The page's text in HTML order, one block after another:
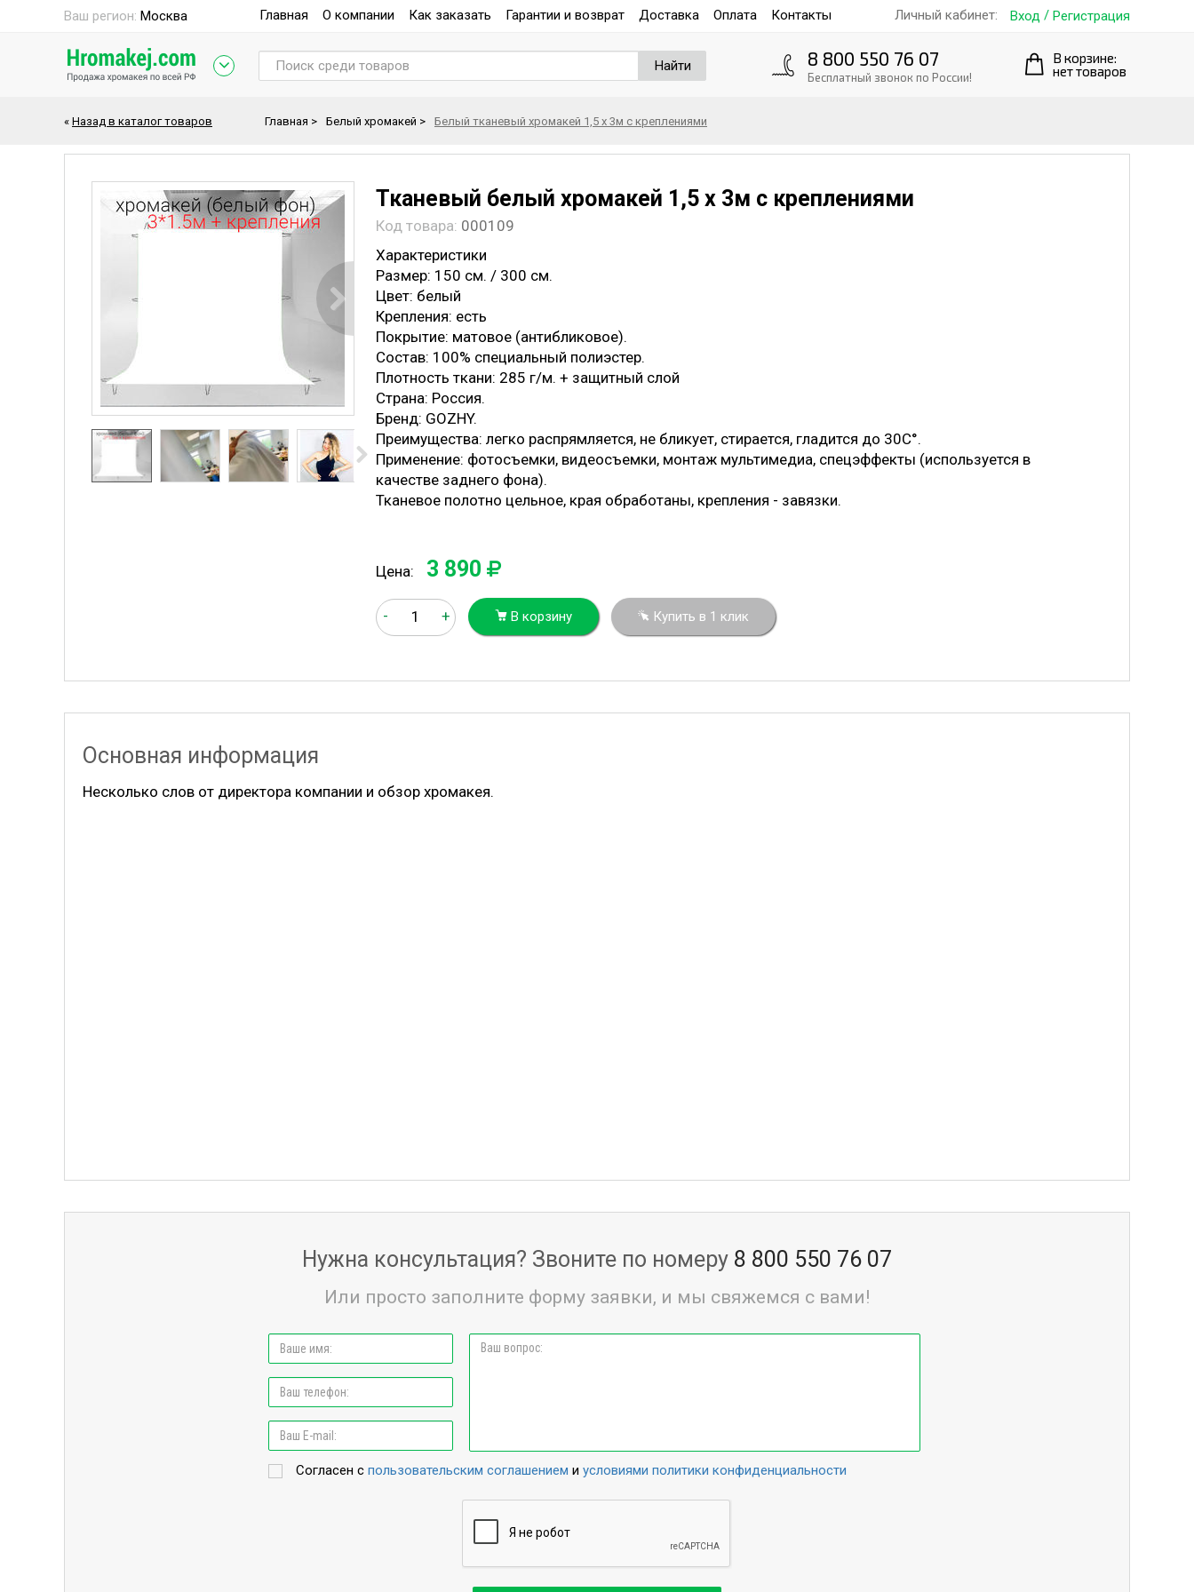
Ваш регион: Москва Главная О компании Как заказать Гарантии и возврат Доставка Оплата Контакты Личный кабинет: Вход / Регистрация
Найти 8 800 550 76 07
Бесплатный звонок по России!
В корзине:
нет товаров
« Назад в каталог товаров Главная > Белый хромакей > Белый тканевый хромакей 1,5 х 3м с креплениями
Тканевый белый хромакей 1,5 х 3м с креплениями
Код товара: 000109
Характеристики
Размер: 150 см. / 300 см.
Цвет: белый
Крепления: есть
Покрытие: матовое (антибликовое).
Состав: 100% специальный полиэстер.
Плотность ткани: 285 г/м. + защитный слой
Страна: Россия.
Бренд: GOZHY.
Преимущества: легко распрямляется, не бликует, стирается, гладится до 30С°.
Применение: фотосъемки, видеосъемки, монтаж мультимедиа, спецэффекты (используется в
качестве заднего фона).
Тканевое полотно цельное, края обработаны, крепления - завязки.
Цена: 3 890
- + В корзину Купить в 1 клик
Основная информация
Несколько слов от директора компании и обзор хромакея.
Нужна консультация? Звоните по номеру 8 800 550 76 07
Или просто заполните форму заявки, и мы свяжемся с вами!
Согласен с пользовательским соглашением и условиями политики конфиденциальности